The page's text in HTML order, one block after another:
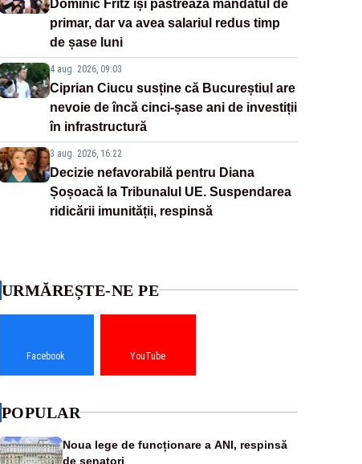
Dominic Fritz își păstrează mandatul de
primar, dar va avea salariul redus timp
de șase luni
4 aug. 2026, 09:03
Ciprian Ciucu susține că Bucureștiul are
nevoie de încă cinci-șase ani de investiții
în infrastructură
3 aug. 2026, 16:22
Decizie nefavorabilă pentru Diana
Șoșoacă la Tribunalul UE. Suspendarea
ridicării imunității, respinsă
URMĂREȘTE-NE PE
Facebook YouTube
POPULAR
Noua lege de funcționare a ANI, respinsă
de senatori